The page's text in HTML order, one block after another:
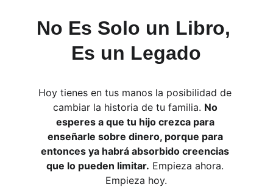
No Es Solo un Libro,
Es un Legado
Hoy tienes en tus manos la posibilidad de
cambiar la historia de tu familia. No
esperes a que tu hijo crezca para
enseñarle sobre dinero, porque para
entonces ya habrá absorbido creencias
que lo pueden limitar. Empieza ahora.
Empieza hoy.